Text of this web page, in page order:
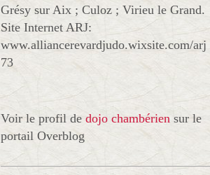
Grésy sur Aix ; Culoz ; Virieu le Grand.
Site Internet ARJ:
www.alliancerevardjudo.wixsite.com/arj
73
Voir le profil de dojo chambérien sur le
portail Overblog